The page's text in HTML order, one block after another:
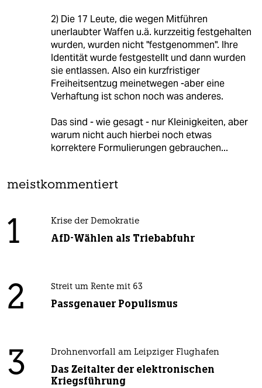
2) Die 17 Leute, die wegen Mitführen
unerlaubter Waffen u.ä. kurzzeitig festgehalten
wurden, wurden nicht "festgenommen". Ihre
Identität wurde festgestellt und dann wurden
sie entlassen. Also ein kurzfristiger
Freiheitsentzug meinetwegen -aber eine
Verhaftung ist schon noch was anderes.
Das sind - wie gesagt - nur Kleinigkeiten, aber
warum nicht auch hierbei noch etwas
korrektere Formulierungen gebrauchen...
meistkommentiert
1 Krise der Demokratie
AfD-Wählen als Triebabfuhr
2 Streit um Rente mit 63
Passgenauer Populismus
3 Drohnenvorfall am Leipziger Flughafen
Das Zeitalter der elektronischen
Kriegsführung